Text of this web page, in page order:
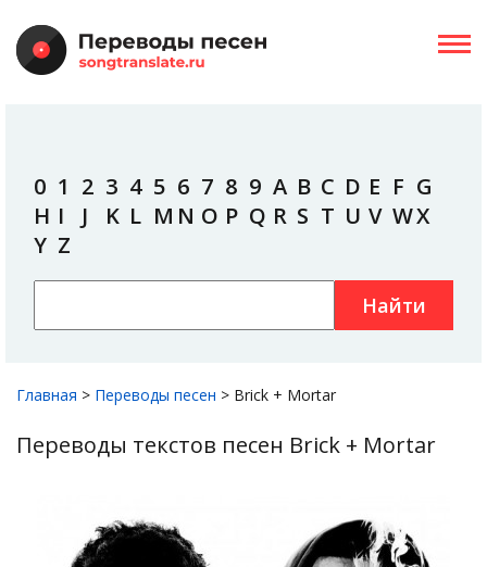
0 1 2 3 4 5 6 7 8 9 A B C D E F G
H I J K L M N O P Q R S T U V WX
Y Z
Найти
Главная > Переводы песен > Brick + Mortar
Переводы текстов песен Brick + Mortar